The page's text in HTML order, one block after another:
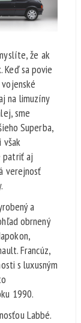
že ak
Keď sa povie
na limuzíny
sme
Superba,
však
patriť aj
verejnosť
a
obrnený
Francúz,
s luxusným
1990.
Labbé.